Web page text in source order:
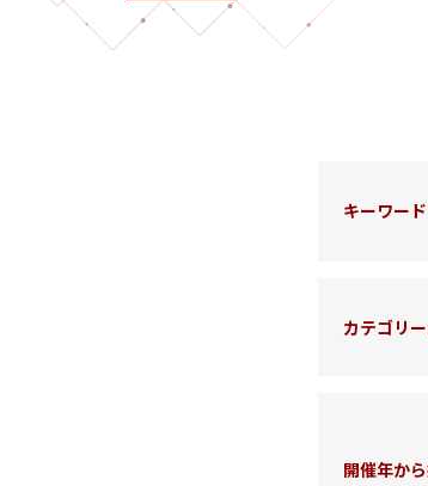
キーワー
カテゴリ
開催年か